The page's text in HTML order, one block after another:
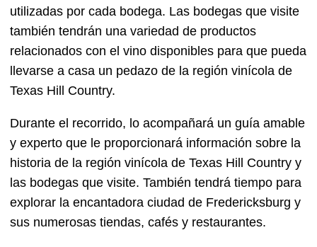
utilizadas por cada bodega. Las bodegas que visite
también tendrán una variedad de productos
relacionados con el vino disponibles para que pueda
llevarse a casa un pedazo de la región vinícola de
Texas Hill Country.
Durante el recorrido, lo acompañará un guía amable
y experto que le proporcionará información sobre la
historia de la región vinícola de Texas Hill Country y
las bodegas que visite. También tendrá tiempo para
explorar la encantadora ciudad de Fredericksburg y
sus numerosas tiendas, cafés y restaurantes.